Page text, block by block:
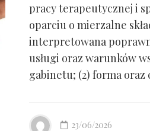
pracy terapeutycznej i
oparciu o mierzalne
interpretowana
usługi oraz warunków
gabinetu; (2) forma oraz
23/06/2026